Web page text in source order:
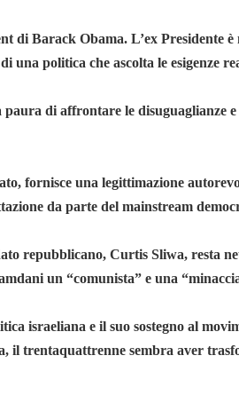
di Barack Obama. L’ex
politica che ascolta le esigenze
di affrontare le
fornisce una legittimazione
da parte del mainstream
repubblicano, Curtis Sliwa,
un “comunista” e una
israeliana e il suo sostegno al
trentaquattrenne sembra aver